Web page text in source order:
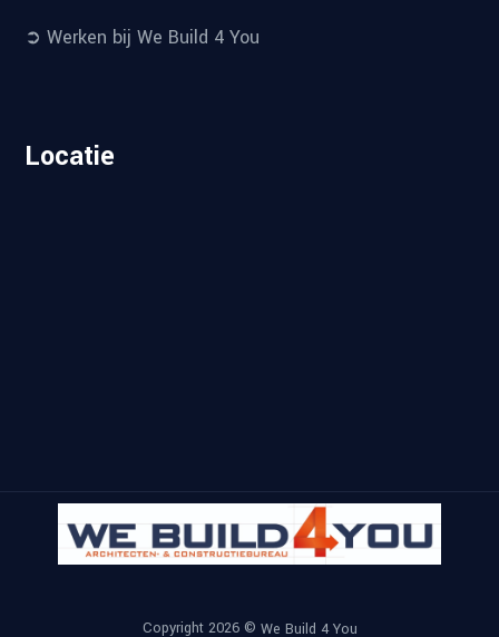
➲ Werken bij We Build 4 You
Locatie
Copyright 2026 © We Build 4 You